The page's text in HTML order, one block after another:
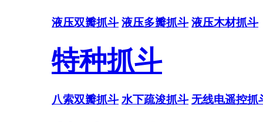
液压双瓣抓斗 液压多瓣抓斗 液压木材抓斗
特种抓斗
八索双瓣抓斗 水下疏浚抓斗 无线电遥控抓